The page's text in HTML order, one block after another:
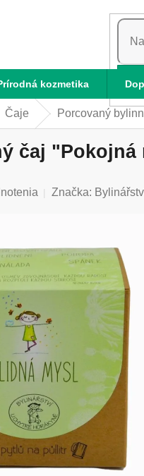
kozmetika
Čaje Porcovaný
čaj "Pokojná
Značka: